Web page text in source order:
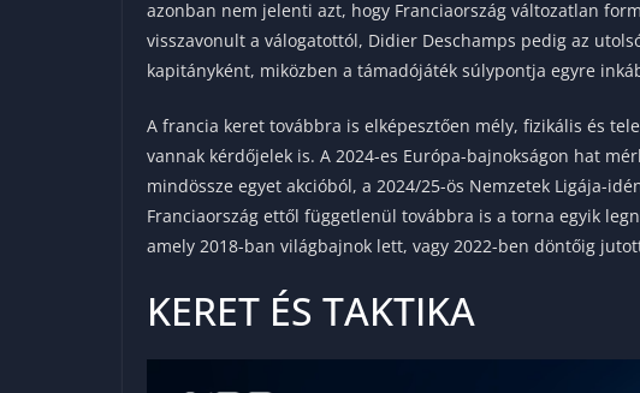
azonban nem jelenti azt, hogy Franciaország változatlan
visszavonult a válogatottól, Didier Deschamps pedig az
kapitányként, miközben a támadójáték súlypontja egyre
A francia keret továbbra is elképesztően mély, fizikális és
vannak kérdőjelek is. A 2024-es Európa-bajnokságon hat
mindössze egyet akcióból, a 2024/25-ös Nemzetek Ligája-
Franciaország ettől függetlenül továbbra is a torna egyik
amely 2018-ban világbajnok lett, vagy 2022-ben döntőig
KERET ÉS TAKTIKA